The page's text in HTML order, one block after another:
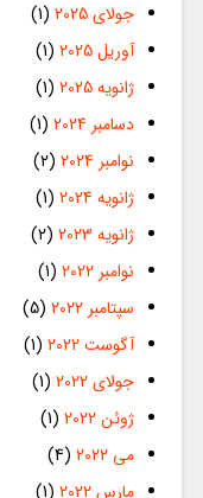
جولای 2025
(1)
آوریل 2025
(1)
ژانویه 2025
(1)
دسامبر 2024
(1)
نوامبر 2024
(2)
ژانویه 2024
(1)
ژانویه 2023
(2)
نوامبر 2022
(1)
سپتامبر 2022
(5)
آگوست 2022
(1)
جولای 2022
(1)
ژوئن 2022
(1)
می 2022
(4)
مارس 2022
(1)